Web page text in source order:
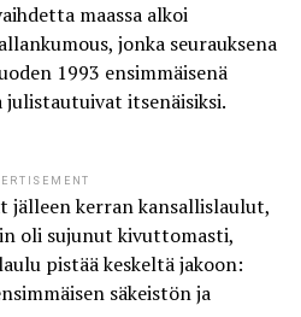
maassa alkoi
jonka seurauksena
1993 ensimmäisenä
julistautuivat itsenäisiksi.
kerran kansallislaulut,
oli sujunut kivuttomasti,
pistää keskeltä jakoon:
säkeistön ja